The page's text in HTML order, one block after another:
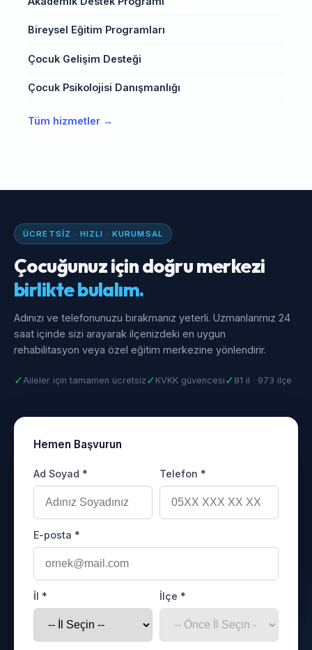
Bireysel Eğitim Programları
Çocuk Gelişim Desteği
Çocuk Psikolojisi Danışmanlığı
Tüm hizmetler →
ÜCRETSIZ · HIZLI · KURUMSAL
Çocuğunuz için doğru merkezi
birlikte bulalım.
Adınızı ve telefonunuzu bırakmanız yeterli. Uzmanlarımız 24
saat içinde sizi arayarak ilçenizdeki en uygun
rehabilitasyon veya özel eğitim merkezine yönlendirir.
✓ Aileler için tamamen ücretsiz ✓ KVKK güvencesi ✓ 81 il · 973 ilçe
Hemen Başvurun
Ad Soyad * Telefon *
E-posta *
İl * İlçe *